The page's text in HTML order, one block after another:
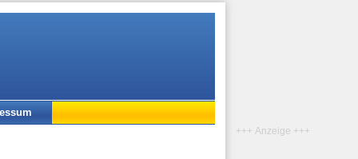
+++ Anzeige +++